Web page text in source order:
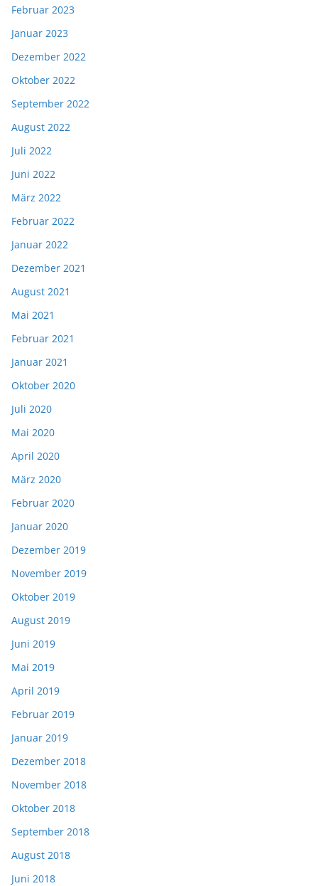
Februar 2023
Januar 2023
Dezember 2022
Oktober 2022
September 2022
August 2022
Juli 2022
Juni 2022
März 2022
Februar 2022
Januar 2022
Dezember 2021
August 2021
Mai 2021
Februar 2021
Januar 2021
Oktober 2020
Juli 2020
Mai 2020
April 2020
März 2020
Februar 2020
Januar 2020
Dezember 2019
November 2019
Oktober 2019
August 2019
Juni 2019
Mai 2019
April 2019
Februar 2019
Januar 2019
Dezember 2018
November 2018
Oktober 2018
September 2018
August 2018
Juni 2018